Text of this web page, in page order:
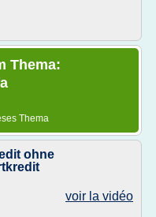
Thema:
Thema
ohne
voir la vidéo